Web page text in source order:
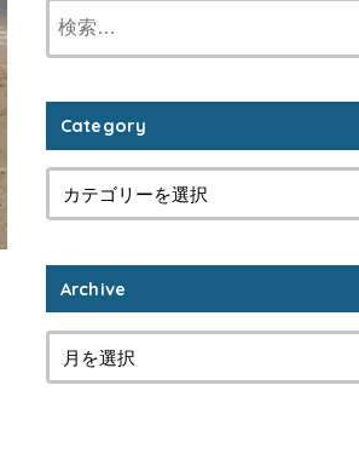
Category
Archive